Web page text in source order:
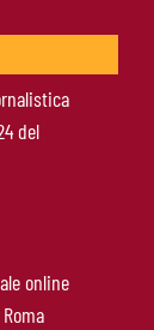
pessima”.
dopo il
Cessioni?
del
online